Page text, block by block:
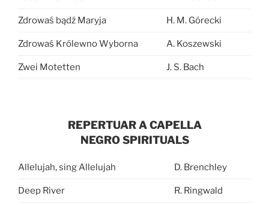
Zdrowaś bądź Maryja H. M. Górecki
Zdrowaś Królewno Wyborna A. Koszewski
Zwei Motetten J. S. Bach
REPERTUAR A CAPELLA
NEGRO SPIRITUALS
Allelujah, sing Allelujah D. Brenchley
Deep River R. Ringwald